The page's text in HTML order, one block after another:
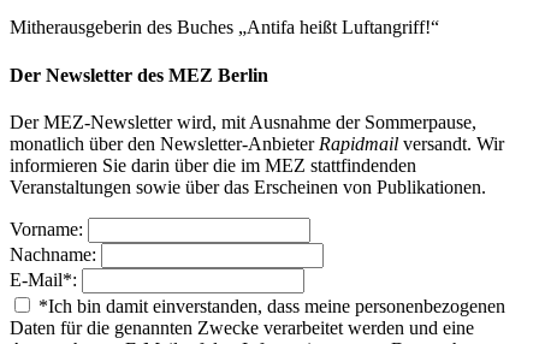
Mitherausgeberin des Buches „Antifa heißt Luftangriff!“
Der Newsletter des MEZ Berlin
Der MEZ-Newsletter wird, mit Ausnahme der Sommerpause,
monatlich über den Newsletter-Anbieter Rapidmail versandt. Wir
informieren Sie darin über die im MEZ stattfindenden
Veranstaltungen sowie über das Erscheinen von Publikationen.
Vorname:
Nachname:
E-Mail*:
*Ich bin damit einverstanden, dass meine personenbezogenen
Daten für die genannten Zwecke verarbeitet werden und eine